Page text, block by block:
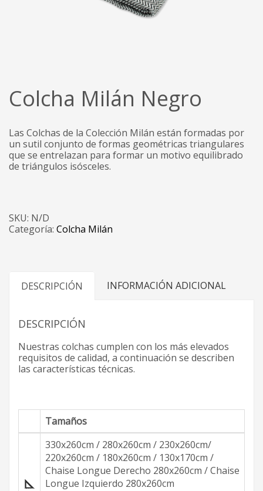
Colcha Milán Negro
Las Colchas de la Colección Milán están formadas por
un sutil conjunto de formas geométricas triangulares
que se entrelazan para formar un motivo equilibrado
de triángulos isósceles.
SKU: N/D
Categoría: Colcha Milán
DESCRIPCIÓN INFORMACIÓN ADICIONAL
DESCRIPCIÓN
Nuestras colchas cumplen con los más elevados
requisitos de calidad, a continuación se describen
las características técnicas.
Tamaños
330x260cm / 280x260cm / 230x260cm/
220x260cm / 180x260cm / 130x170cm /
Chaise Longue Derecho 280x260cm / Chaise
Longue Izquierdo 280x260cm